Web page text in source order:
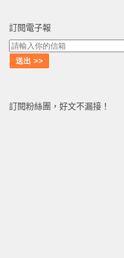
訂閱電子報
訂閱粉絲團，好文不漏接！